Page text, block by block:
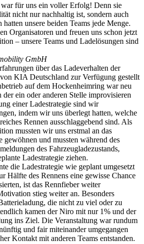
für uns ein voller Erfolg! Denn sie
nicht nur nachhaltig ist, sondern auch
unsere beiden Teams jede Menge.
Organisatoren und freuen uns schon jetzt
– unsere Teams und Ladelösungen sind
GmbH
über das Ladeverhalten der
KIA Deutschland zur Verfügung gestellt
auf dem Hockenheimring war neu
ein oder anderen Stelle improvisieren
einer Ladestrategie sind wir
indem wir uns überlegt hatten, welche
Rennen ausschlaggebend sind. Als
mussten wir uns erstmal an das
gewöhnen und mussten während des
des Fahrzeugladezustands,
Ladestrategie ziehen.
die Ladestrategie wie geplant umgesetzt
Hälfte des Rennens eine gewisse Chance
ist das Rennfieber weiter
stieg weiter an. Besonders
die nicht zu viel oder zu
kamen der Niro mit nur 1% und der
ins Ziel. Die Veranstaltung war rundum
und fair miteinander umgegangen
Kontakt mit anderen Teams entstanden.